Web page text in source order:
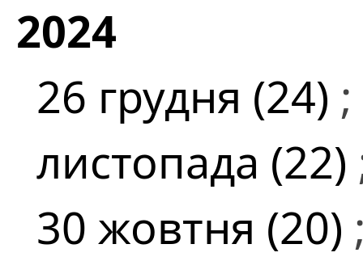
2024
26 грудня (24) ;
листопада (22)
30 жовтня (20)